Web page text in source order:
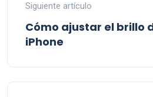
Siguiente artículo
Cómo ajustar el brillo
iPhone